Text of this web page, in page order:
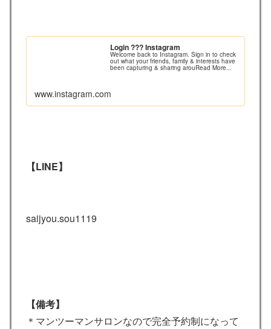
Login ??? Instagram
Welcome back to Instagram. Sign in to check
out what your friends, family & interests have
been capturing & sharing arouRead More...
www.instagram.com
【LINE】
saijyou.sou1119
【備考】
＊マンツーマンサロンなので完全予約制になって